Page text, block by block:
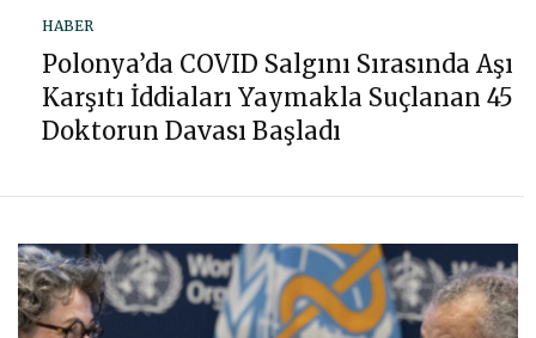
HABER
Polonya’da COVID Salgını Sırasında Aşı
Karşıtı İddiaları Yaymakla Suçlanan 45
Doktorun Davası Başladı